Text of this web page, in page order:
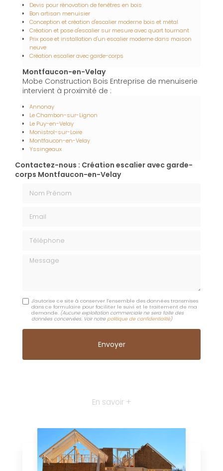
Devis pour rénovation de fenêtres en bois
Bon artisan menuisier
Conception et création d'escalier moderne bois et métal
Création et pose d'escalier sur mesure avec quart tournant
Prix pose et installation d'un escalier moderne dans maison
neuve
Création escalier avec garde-corps
Montfaucon-en-Velay
Mobe Construction Bois Entreprise de menuiserie
intervient à proximité de :
Annonay
Le Chambon-sur-Lignon
Le Puy-en-Velay
Monistrol-sur-Loire
Montfaucon-en-Velay
Yssingeaux
Contactez-nous : Création escalier avec garde-
corps Montfaucon-en-Velay
Message
J'autorise ce site à conserver l'ensemble des données transmises
dans ce formulaire pour faciliter le suivi et le traitement de ma
demande. (Aucune exploitation commerciale ne sera faite des
données concervées. Voir notre politique de confidentialité)
En savoir +